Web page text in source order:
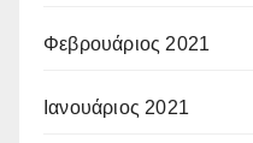
Φεβρουάριος 2021
Ιανουάριος 2021